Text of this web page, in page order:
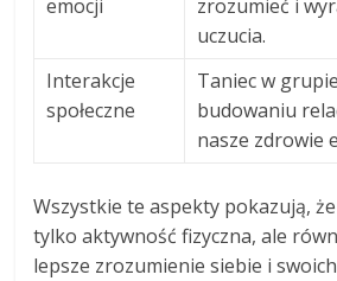
emocji
zrozumieć i
uczucia.
Interakcje
społeczne
Taniec w
budowaniu
nasze zdrowie
Wszystkie te aspekty pokazują,
tylko aktywność fizyczna, ale
lepsze zrozumienie siebie i